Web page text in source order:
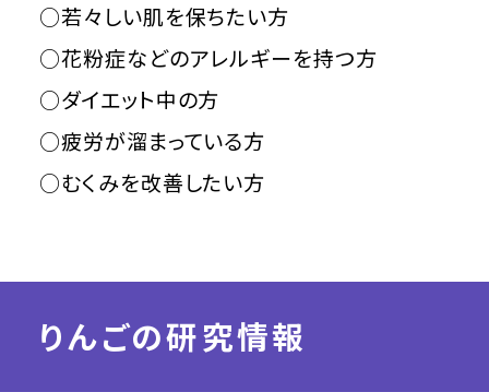
○若々しい肌を保ちたい方
○花粉症などのアレルギーを持つ方
○ダイエット中の方
○疲労が溜まっている方
○むくみを改善したい方
りんごの研究情報